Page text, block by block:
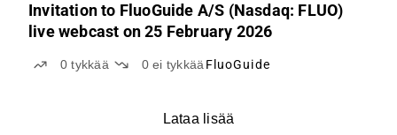
Invitation to FluoGuide A/S (Nasdaq: FLUO)
live webcast on 25 February 2026
0tykkää 0ei tykkää FluoGuide
Lataa lisää